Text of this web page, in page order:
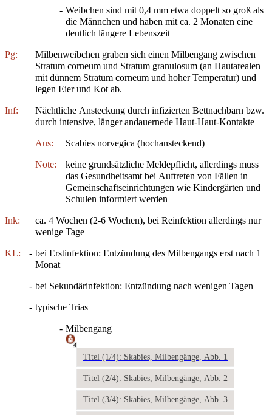
- Weibchen sind mit 0,4 mm etwa doppelt so groß als
die Männchen und haben mit ca. 2 Monaten eine
deutlich längere Lebenszeit
Pg:
Milbenweibchen graben sich einen Milbengang zwischen
Stratum corneum und Stratum granulosum (an Hautarealen
mit dünnem Stratum corneum und hoher Temperatur) und
legen Eier und Kot ab.
Inf:
Nächtliche Ansteckung durch infizierten Bettnachbarn bzw.
durch intensive, länger andauernede Haut-Haut-Kontakte
Aus: Scabies norvegica (hochansteckend)
Note:
keine grundsätzliche Meldepflicht, allerdings muss
das Gesundheitsamt bei Auftreten von Fällen in
Gemeinschaftseinrichtungen wie Kindergärten und
Schulen informiert werden
Ink:
ca. 4 Wochen (2-6 Wochen), bei Reinfektion allerdings nur
wenige Tage
KL: - bei Erstinfektion: Entzündung des Milbengangs erst nach 1
Monat
- bei Sekundärinfektion: Entzündung nach wenigen Tagen
- typische Trias
- Milbengang
4
Titel (1/4): Skabies, Milbengänge, Abb. 1
Titel (2/4): Skabies, Milbengänge, Abb. 2
Titel (3/4): Skabies, Milbengänge, Abb. 3